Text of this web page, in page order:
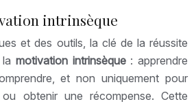
intrinsèque
et des outils, la clé de la réussite
motivation intrinsèque: apprendre
et non uniquement pour
obtenir une récompense. Cette